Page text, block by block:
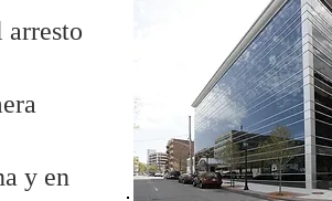
arresto
y en